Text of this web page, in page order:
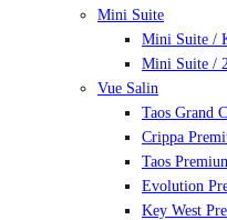
Mini Suite
Mini Suite /
Mini Suite /
Vue Salin
Taos Grand
Crippa
Taos
Evolution
Key West